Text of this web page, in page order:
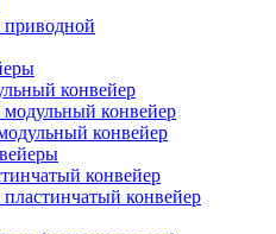
конвейер
конвейер
конвейер
конвейер
конвейер